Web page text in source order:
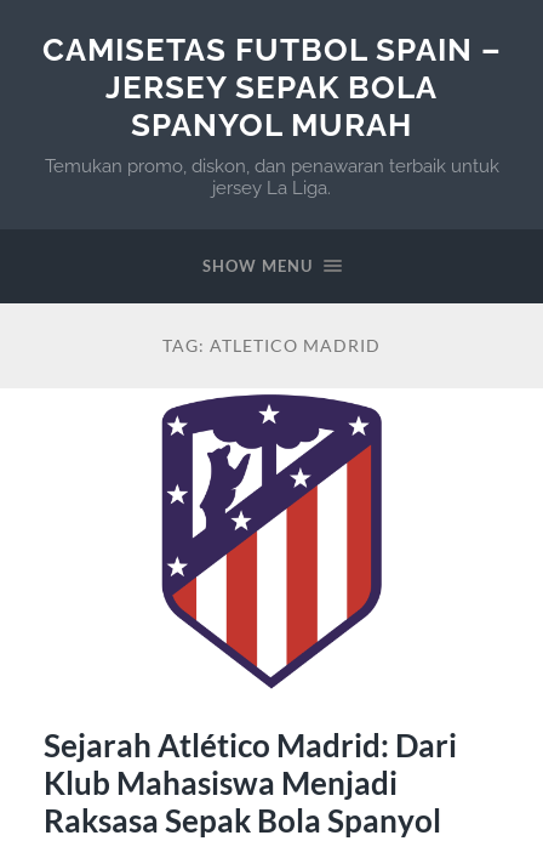
CAMISETAS FUTBOL SPAIN –
JERSEY SEPAK BOLA
SPANYOL MURAH
Temukan promo, diskon, dan penawaran terbaik untuk
jersey La Liga.
SHOW MENU
TAG: ATLETICO MADRID
Sejarah Atlético Madrid: Dari
Klub Mahasiswa Menjadi
Raksasa Sepak Bola Spanyol